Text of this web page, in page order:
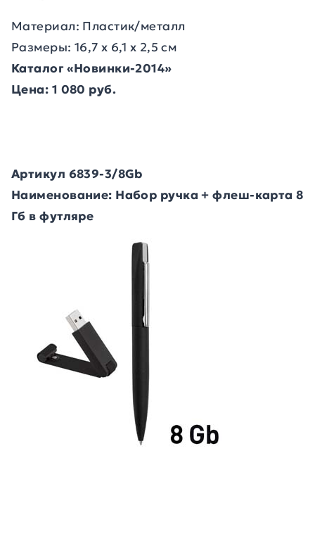
Материал: Пластик/металл
Размеры: 16,7 x 6,1 x 2,5 см
Каталог «Новинки-2014»
Цена: 1 080 руб.
Артикул 6839-3/8Gb
Наименование: Набор ручка + флеш-карта 8
Гб в футляре